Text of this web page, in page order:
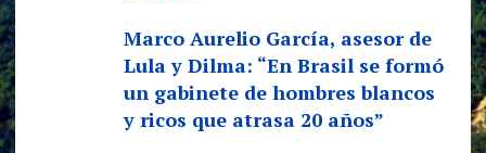
Marco Aurelio García, asesor de
Lula y Dilma: “En Brasil se formó
un gabinete de hombres blancos
y ricos que atrasa 20 años”